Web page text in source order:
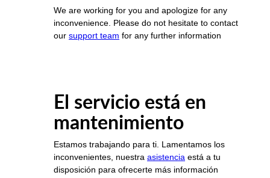
We are working for you and apologize for any
inconvenience. Please do not hesitate to contact
our support team for any further information
El servicio está en
mantenimiento
Estamos trabajando para ti. Lamentamos los
inconvenientes, nuestra asistencia está a tu
disposición para ofrecerte más información